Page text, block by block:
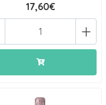
17,60€
+